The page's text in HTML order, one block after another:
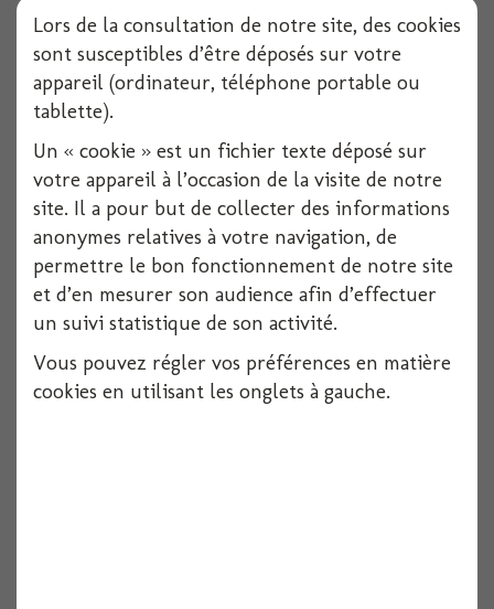
Serviette usa 33x33xcm x16
Voir
Lors de la consultation de notre site, des cookies
sont susceptibles d’être déposés sur votre
appareil (ordinateur, téléphone portable ou
tablette).
Un « cookie » est un fichier texte déposé sur
votre appareil à l’occasion de la visite de notre
site. Il a pour but de collecter des informations
anonymes relatives à votre navigation, de
permettre le bon fonctionnement de notre site
et d’en mesurer son audience afin d’effectuer
un suivi statistique de son activité.
Vous pouvez régler vos préférences en matière
cookies en utilisant les onglets à gauche.